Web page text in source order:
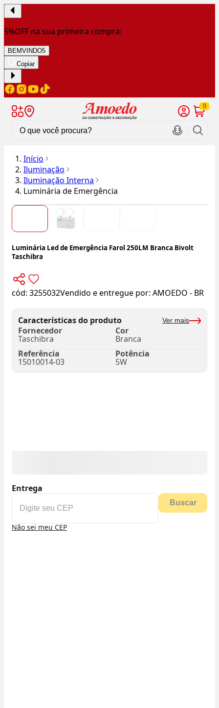
5%OFF na sua primeira compra:
BEMVINDO5
Copiar
0
Início
Iluminação
Iluminação Interna
Luminária de Emergência
Luminária Led de Emergência Farol 250LM Branca Bivolt
Taschibra
cód: 3255032Vendido e entregue por: AMOEDO - BR
Características do produto Ver mais
Fornecedor
Taschibra
Cor
Branca
Referência
15010014-03
Potência
5W
Entrega
Buscar
Não sei meu CEP